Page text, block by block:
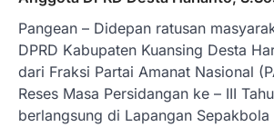
Pangean – Didepan ratusan
DPRD Kabupaten Kuansing Desta
dari Fraksi Partai Amanat Nasional
Reses Masa Persidangan ke – III
berlangsung di Lapangan Sepakbola